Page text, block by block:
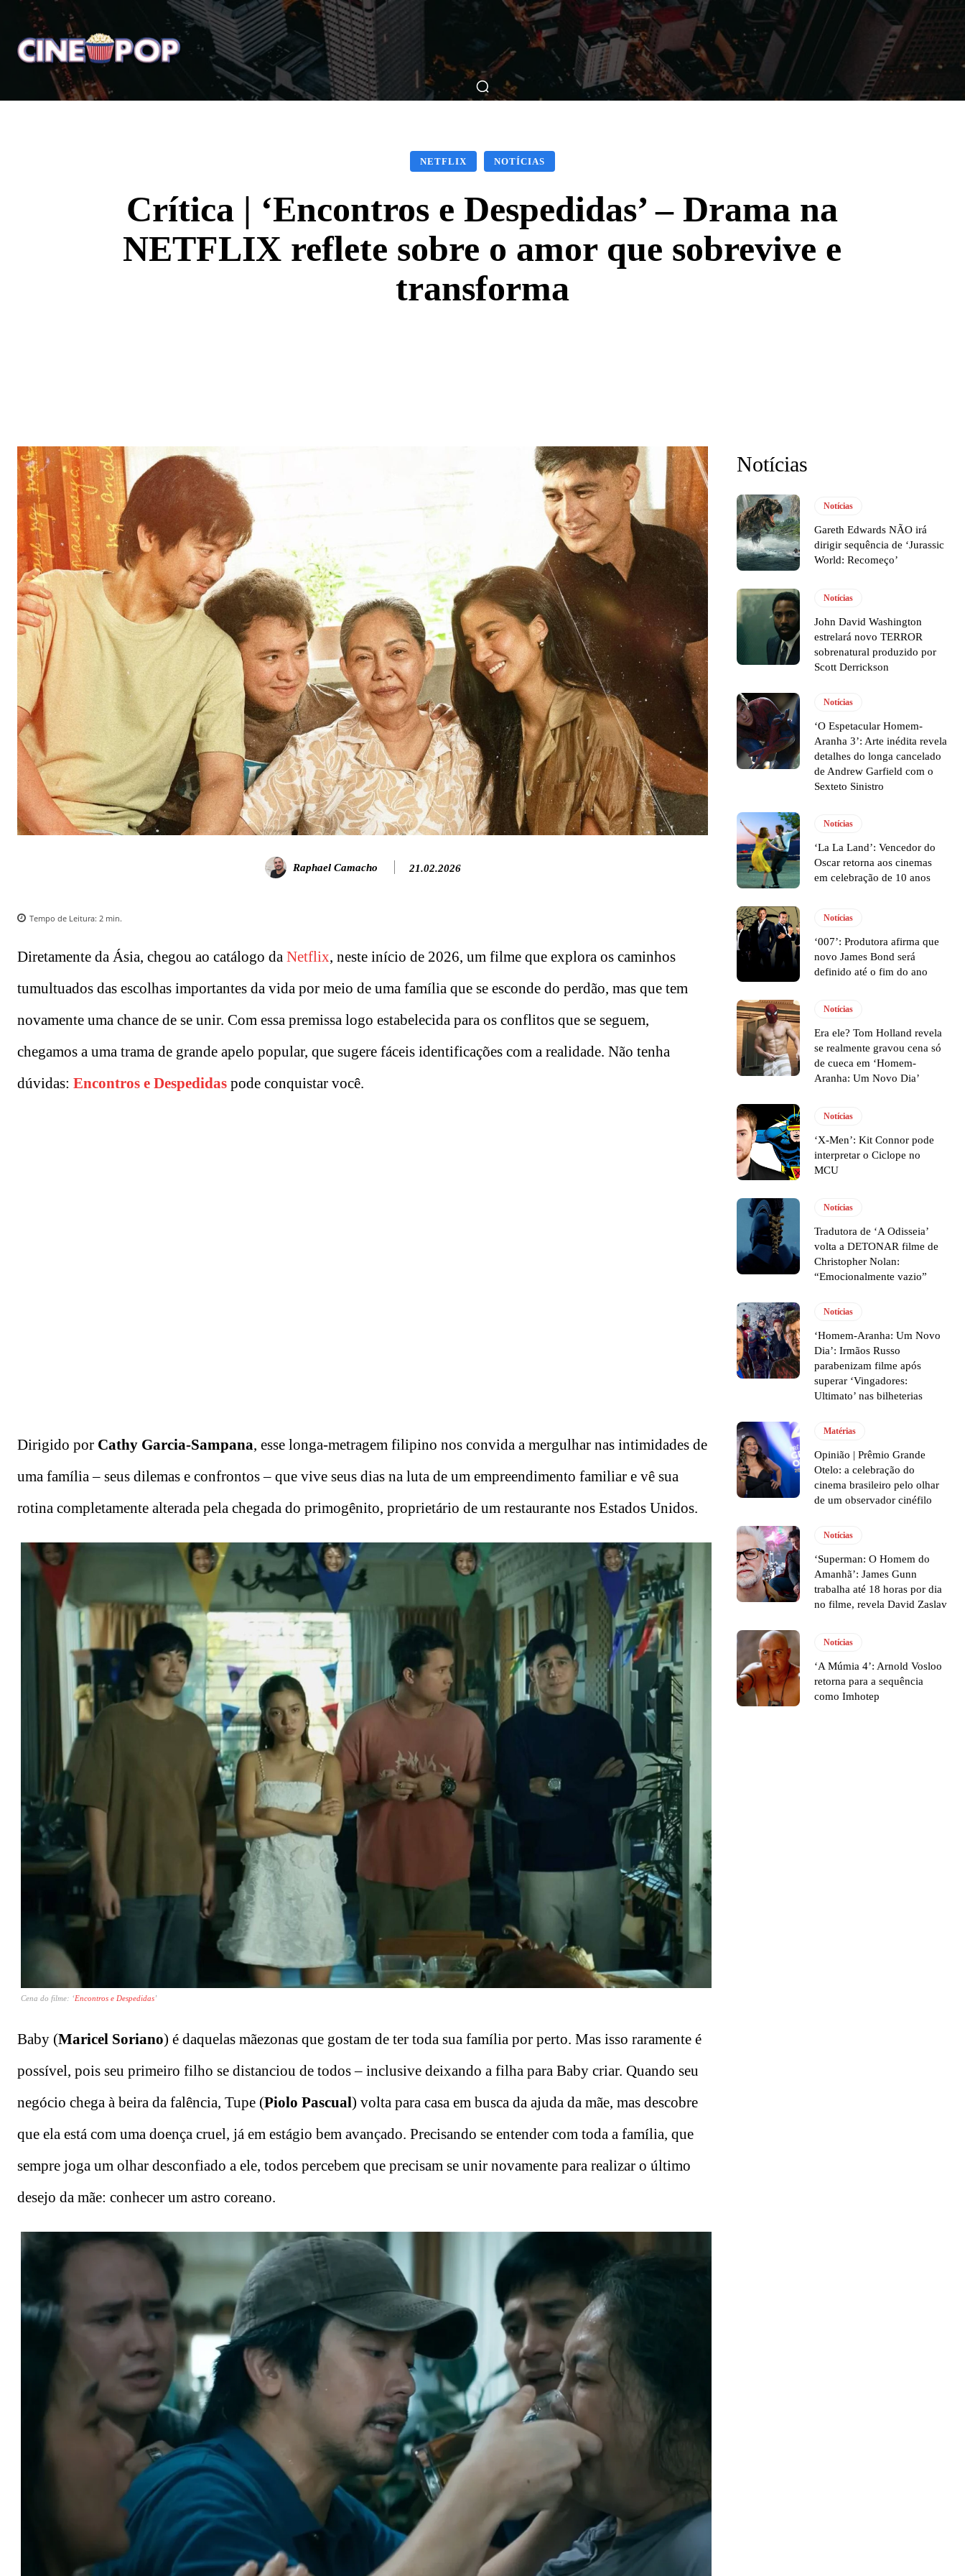
Home Notícias Críticas Breve Nos Cinemas Matérias Nos Cinemas Filmes Séries Música Gênero
NETFLIX NOTÍCIAS
Crítica | ‘Encontros e Despedidas’ – Drama na
NETFLIX reflete sobre o amor que sobrevive e
transforma
Raphael Camacho 21.02.2026
Tempo de Leitura: 2 min.
Diretamente da Ásia, chegou ao catálogo da Netflix, neste início de 2026, um filme que explora os caminhos
tumultuados das escolhas importantes da vida por meio de uma família que se esconde do perdão, mas que tem
novamente uma chance de se unir. Com essa premissa logo estabelecida para os conflitos que se seguem,
chegamos a uma trama de grande apelo popular, que sugere fáceis identificações com a realidade. Não tenha
dúvidas: Encontros e Despedidas pode conquistar você.
Dirigido por Cathy Garcia-Sampana, esse longa-metragem filipino nos convida a mergulhar nas intimidades de
uma família – seus dilemas e confrontos – que vive seus dias na luta de um empreendimento familiar e vê sua
rotina completamente alterada pela chegada do primogênito, proprietário de um restaurante nos Estados Unidos.
Cena do filme: ‘Encontros e Despedidas’
Baby (Maricel Soriano) é daquelas mãezonas que gostam de ter toda sua família por perto. Mas isso raramente é
possível, pois seu primeiro filho se distanciou de todos – inclusive deixando a filha para Baby criar. Quando seu
negócio chega à beira da falência, Tupe (Piolo Pascual) volta para casa em busca da ajuda da mãe, mas descobre
que ela está com uma doença cruel, já em estágio bem avançado. Precisando se entender com toda a família, que
sempre joga um olhar desconfiado a ele, todos percebem que precisam se unir novamente para realizar o último
desejo da mãe: conhecer um astro coreano.
Notícias
Notícias
Gareth Edwards NÃO irá
dirigir sequência de ‘Jurassic
World: Recomeço’
Notícias
John David Washington
estrelará novo TERROR
sobrenatural produzido por
Scott Derrickson
Notícias
‘O Espetacular Homem-
Aranha 3’: Arte inédita revela
detalhes do longa cancelado
de Andrew Garfield com o
Sexteto Sinistro
Notícias
‘La La Land’: Vencedor do
Oscar retorna aos cinemas
em celebração de 10 anos
Notícias
‘007’: Produtora afirma que
novo James Bond será
definido até o fim do ano
Notícias
Era ele? Tom Holland revela
se realmente gravou cena só
de cueca em ‘Homem-
Aranha: Um Novo Dia’
Notícias
‘X-Men’: Kit Connor pode
interpretar o Ciclope no
MCU
Notícias
Tradutora de ‘A Odisseia’
volta a DETONAR filme de
Christopher Nolan:
“Emocionalmente vazio”
Notícias
‘Homem-Aranha: Um Novo
Dia’: Irmãos Russo
parabenizam filme após
superar ‘Vingadores:
Ultimato’ nas bilheterias
Matérias
Opinião | Prêmio Grande
Otelo: a celebração do
cinema brasileiro pelo olhar
de um observador cinéfilo
Notícias
‘Superman: O Homem do
Amanhã’: James Gunn
trabalha até 18 horas por dia
no filme, revela David Zaslav
Notícias
‘A Múmia 4’: Arnold Vosloo
retorna para a sequência
como Imhotep